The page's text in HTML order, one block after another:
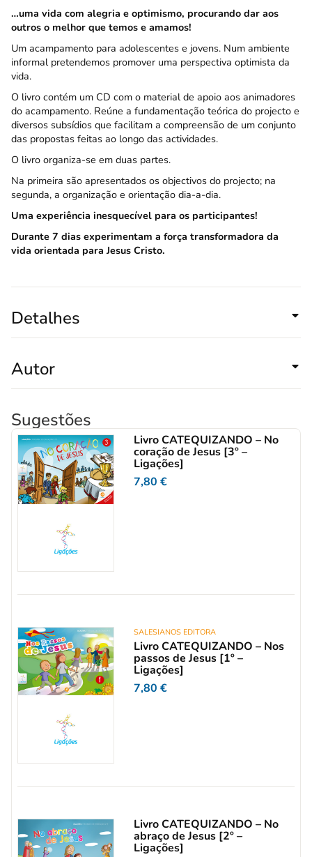
…uma vida com alegria e optimismo, procurando dar aos
outros o melhor que temos e amamos!
Um acampamento para adolescentes e jovens. Num ambiente
informal pretendemos promover uma perspectiva optimista da
vida.
O livro contém um CD com o material de apoio aos animadores
do acampamento. Reúne a fundamentação teórica do projecto e
diversos subsídios que facilitam a compreensão de um conjunto
das propostas feitas ao longo das actividades.
O livro organiza-se em duas partes.
Na primeira são apresentados os objectivos do projecto; na
segunda, a organização e orientação dia-a-dia.
Uma experiência inesquecível para os participantes!
Durante 7 dias experimentam a força transformadora da
vida orientada para Jesus Cristo.
Detalhes
Autor
Sugestões
Livro CATEQUIZANDO – No
coração de Jesus [3º –
Ligações]
7,80€
SALESIANOS EDITORA
Livro CATEQUIZANDO – Nos
passos de Jesus [1º –
Ligações]
7,80€
Livro CATEQUIZANDO – No
abraço de Jesus [2º –
Ligações]